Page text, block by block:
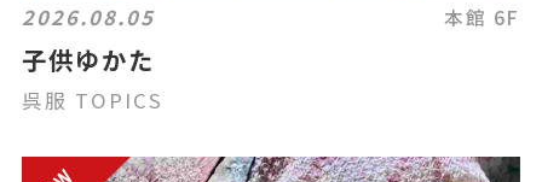
2026.08.05 本館 6F
子供ゆかた
呉服 TOPICS